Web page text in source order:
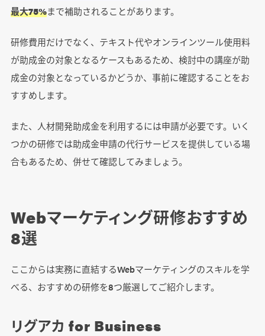
最大75%まで補助されることがあります。
研修費用だけでなく、テキスト代やオンラインツール使用料
が助成金の対象となるケースもあるため、検討中の講座が助
成金の対象となっているかどうか、事前に確認することをお
すすめします。
また、人材開発助成金を利用するには申請が必要です。いく
つかの研修では助成金申請の代行サービスを提供している場
合もあるため、併せて確認してみましょう。
Webマーケティング研修おすすめ
8選
ここからは実務に直結するWebマーケティングのスキルを学
べる、おすすめの研修を8つ厳選してご紹介します。
リグアカ for Business